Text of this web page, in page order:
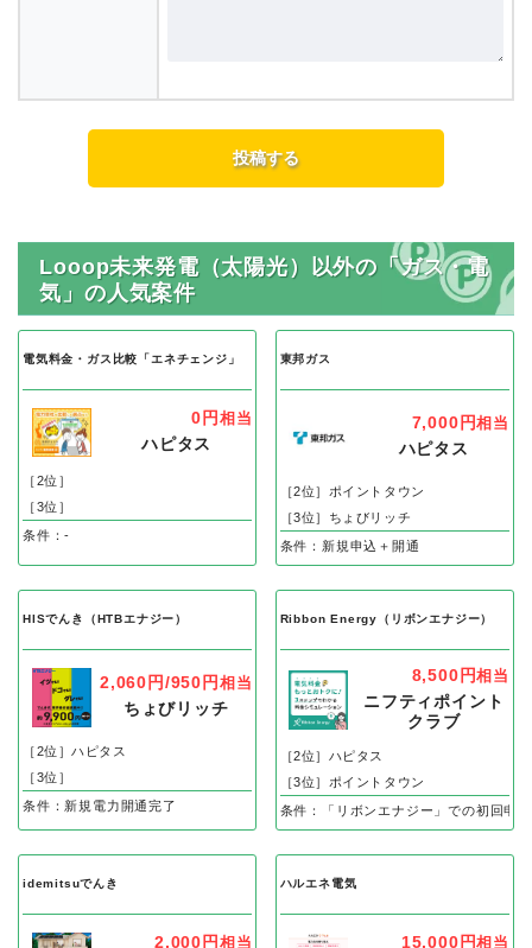
Looop未来発電（太陽光）以外の「ガス・電
気」の人気案件
電気料金・ガス比較「エネチェンジ」
0円 相当
ハピタス
［2位］
［3位］
条件：-
東邦ガス
7,000円相当
ハピタス
［2位］ポイントタウン
［3位］ちょびリッチ
条件：新規申込＋開通
HISでんき（HTBエナジー）
2,060円/950円 相当
ちょびリッチ
［2位］ハピタス
［3位］
条件：新規電力開通完了
Ribbon Energy（リボンエナジー）
8,500円相当
ニフティポイント
クラブ
［2位］ハピタス
［3位］ポイントタウン
条件：「リボンエナジー」での初回申
idemitsuでんき
2,000円 相当
ハルエネ電気
15,000円相当